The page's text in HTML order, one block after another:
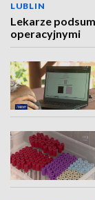
LUBLIN
Lekarze
operacyjnymi